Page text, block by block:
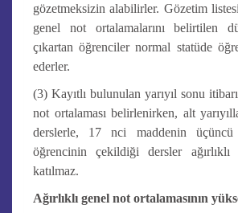
gözetmeksizin alabilirler. Gözetim
genel not ortalamalarını belirtilen
çıkartan öğrenciler normal statüde
ederler.
(3) Kayıtlı bulunulan yarıyıl sonu
not ortalaması belirlenirken, alt
derslerle, 17 nci maddenin üçüncü
öğrencinin çekildiği dersler ağırlıklı
katılmaz.
Ağırlıklı genel not ortalamasının